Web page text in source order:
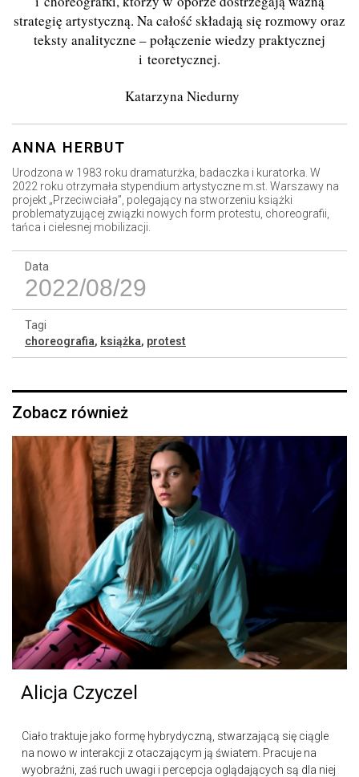
strategię artystyczną. Na całość składają się rozmowy oraz
teksty analityczne – połączenie wiedzy praktycznej
i teoretycznej.
Katarzyna Niedurny
ANNA HERBUT
Urodzona w 1983 roku dramaturżka, badaczka i kuratorka. W
2022 roku otrzymała stypendium artystyczne m.st. Warszawy na
projekt „Przeciwciała”, polegający na stworzeniu książki
problematyzującej związki nowych form protestu, choreografii,
tańca i cielesnej mobilizacji.
Data
2022/08/29
Tagi
choreografia, książka, protest
Zobacz również
Alicja Czyczel
Ciało traktuje jako formę hybrydyczną, stwarzającą się ciągle
na nowo w interakcji z otaczającym ją światem. Pracuje na
wyobraźni, zaś ruch uwagi i percepcja oglądających są dla niej